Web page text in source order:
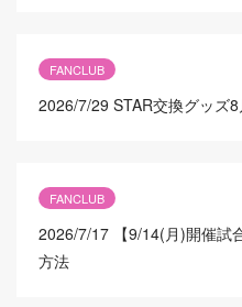
FANCLUB
2026/7/29 STAR交換グッズ
FANCLUB
2026/7/17 【9/14(月)開催試
方法